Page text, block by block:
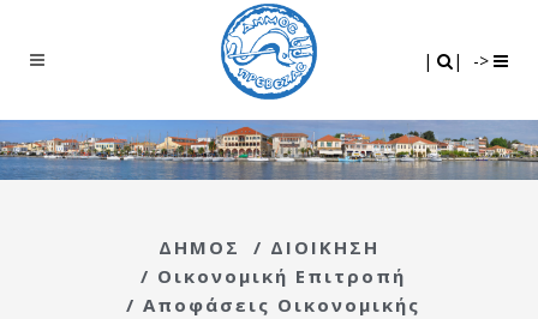
| | ->
ΔΗΜΟΣ / ΔΙΟΙΚΗΣΗ
/ Οικονομική Επιτροπή
/ Αποφάσεις Οικονομικής